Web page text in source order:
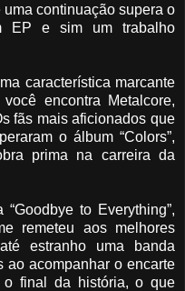
continuação supera o
EP e sim um trabalho
característica marcante
encontra Metalcore,
fãs mais aficionados que
o álbum “Colors”,
prima na carreira da
to Everything”,
remeteu aos melhores
estranho uma banda
ao acompanhar o encarte
final da história, o que